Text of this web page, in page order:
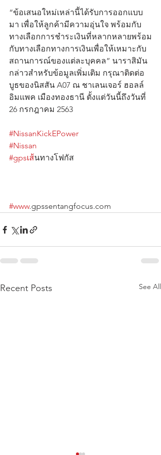
“ข้อเสนอใหม่เหล่านี้ได้รับการออกแบบ
มา เพื่อให้ลูกค้ามีความอุ่นใจ พร้อมกับ
ทางเลือกการชำระเงินที่หลากหลายพร้อม
กับทางเลือกทางการเงินเพื่อให้เหมาะกับ
สถานการณ์ของแต่ละบุคคล” นาราสิมัน
กล่าวสำหรับข้อมูลเพิ่มเติม กรุณาติดต่อ
บูธของนิสสัน A07 ณ ชาเลนเจอร์ ฮอลล์
อิมแพค เมืองทองธานี ตั้งแต่วันนี้ถึงวันที่
26 กรกฎาคม 2563
#NissanKickEPower
#Nissan
#gpsเส้นทางโฟกัส
#www.gpssentangfocus.com
Recent Posts See All